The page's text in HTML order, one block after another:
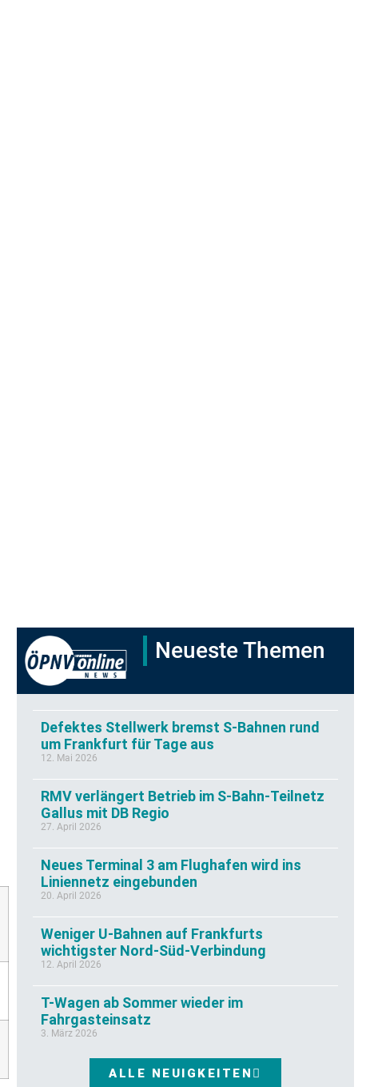
Neueste Themen
Defektes Stellwerk bremst S-Bahnen rund
um Frankfurt für Tage aus
12. Mai 2026
RMV verlängert Betrieb im S-Bahn-Teilnetz
Gallus mit DB Regio
27. April 2026
Neues Terminal 3 am Flughafen wird ins
Liniennetz eingebunden
20. April 2026
Weniger U-Bahnen auf Frankfurts
wichtigster Nord-Süd-Verbindung
12. April 2026
T-Wagen ab Sommer wieder im
Fahrgasteinsatz
3. März 2026
ALLE NEUIGKEITEN